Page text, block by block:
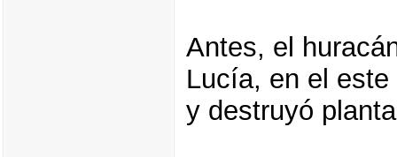
Antes, el
Lucía, en el
y destruyó